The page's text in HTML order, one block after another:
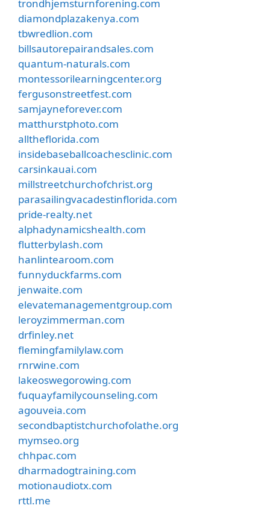
trondhjemsturnforening.com
diamondplazakenya.com
tbwredlion.com
billsautorepairandsales.com
quantum-naturals.com
montessorilearningcenter.org
fergusonstreetfest.com
samjayneforever.com
matthurstphoto.com
alltheflorida.com
insidebaseballcoachesclinic.com
carsinkauai.com
millstreetchurchofchrist.org
parasailingvacadestinflorida.com
pride-realty.net
alphadynamicshealth.com
flutterbylash.com
hanlintearoom.com
funnyduckfarms.com
jenwaite.com
elevatemanagementgroup.com
leroyzimmerman.com
drfinley.net
flemingfamilylaw.com
rnrwine.com
lakeoswegorowing.com
fuquayfamilycounseling.com
agouveia.com
secondbaptistchurchofolathe.org
mymseo.org
chhpac.com
dharmadogtraining.com
motionaudiotx.com
rttl.me